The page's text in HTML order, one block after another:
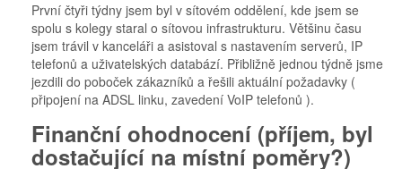
První čtyři týdny jsem byl v sítovém oddělení, kde jsem se
spolu s kolegy staral o sítovou infrastrukturu. Většinu času
jsem trávil v kanceláři a asistoval s nastavením serverů, IP
telefonů a uživatelských databází. Přibližně jednou týdně jsme
jezdili do poboček zákazníků a řešili aktuální požadavky (
připojení na ADSL linku, zavedení VoIP telefonů ).
Finanční ohodnocení (příjem, byl
dostačující na místní poměry?)